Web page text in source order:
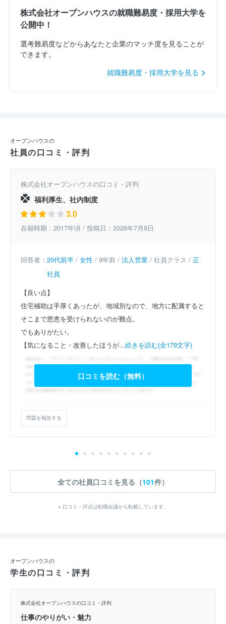
株式会社オープンハウスの就職難易度・採用大学を
公開中！
選考難易度などからあなたと企業のマッチ度を見ることが
できます。
就職難易度・採用大学を見る
オープンハウスの
社員の口コミ・評判
株式会社オープンハウスの口コミ・評判
福利厚生、社内制度
3.0
在籍時期：2017年頃 / 投稿日：2026年7月9日
回答者： 20代前半 / 女性 / 9年前 / 法人営業 / 社員クラス / 正
社員
【良い点】
住宅補助は手厚くあったが、地域別なので、地方に配属すると
そこまで恩恵を受けられないのが難点。
でもありがたい。
【気になること・改善したほうが...続きを読む(全179文字)
口コミを読む（無料）
問題を報告する
全ての社員口コミを見る（101件）
※ 口コミ・評点は転職会議から転載しています。
オープンハウスの
学生の口コミ・評判
株式会社オープンハウスの口コミ・評判
仕事のやりがい・魅力